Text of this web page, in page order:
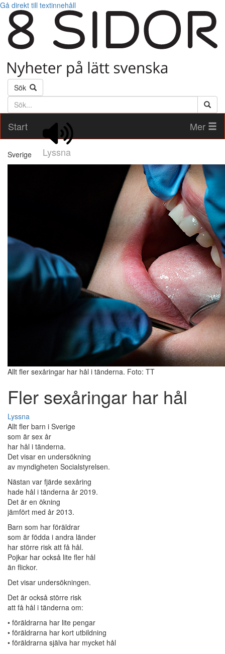
Gå direkt till textinnehåll
Sök
Söktext
Start
Lyssna
Mer
Sverige
Allt fler sexåringar har hål i tänderna. Foto: TT
Fler sexåringar har hål
Lyssna
Allt fler barn i Sverige
som är sex år
har hål i tänderna.
Det visar en undersökning
av myndigheten Socialstyrelsen.
Nästan var fjärde sexåring
hade hål i tänderna år 2019.
Det är en ökning
jämfört med år 2013.
Barn som har föräldrar
som är födda i andra länder
har större risk att få hål.
Pojkar har också lite fler hål
än flickor.
Det visar undersökningen.
Det är också större risk
att få hål i tänderna om:
• föräldrarna har lite pengar
• föräldrarna har kort utbildning
• föräldrarna själva har mycket hål